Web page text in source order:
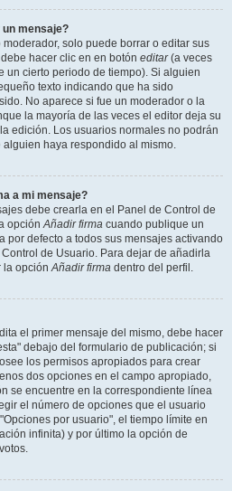
mensaje?
solo puede borrar o editar sus
hacer clic en en botón editar(a veces
un cierto periodo de tiempo). Si alguien
texto indicando que ha sido
No aparece si fue un moderador o la
la mayoría de las veces el editor deja su
edición. Los usuarios normales no podrán
haya respondido al mismo.
a mi mensaje?
debe crearla en el Panel de Control de
opciónAñadir firma cuando publique un
por defecto a todos sus mensajes activando
de Usuario. Para dejar de añadirla
la opciónAñadir firma dentro del perfil.
el primer mensaje del mismo, debe hacer
debajo del formulario de publicación; si
los permisos apropiados para crear
dos opciones en el campo apropiado,
se encuentre en la correspondiente línea
el número de opciones que el usuario
por usuario", el tiempo límite en
infinita) y por último la opción de